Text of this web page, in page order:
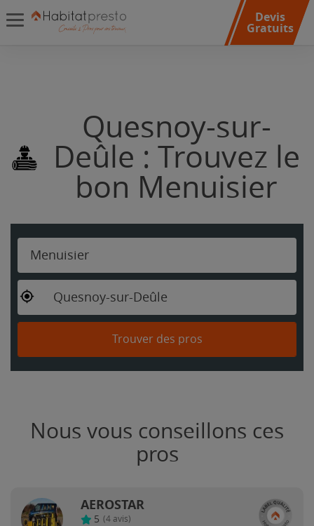
Devis
Gratuits
Quesnoy-sur-
Deûle : Trouvez le
bon Menuisier
Menuisier
Quesnoy-sur-Deûle
Trouver des pros
Nous vous conseillons ces
pros
AEROSTAR
5 (4 avis)